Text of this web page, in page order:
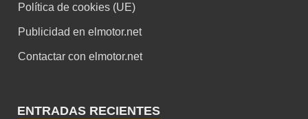
Política de cookies (UE)
Publicidad en elmotor.net
Contactar con elmotor.net
ENTRADAS RECIENTES